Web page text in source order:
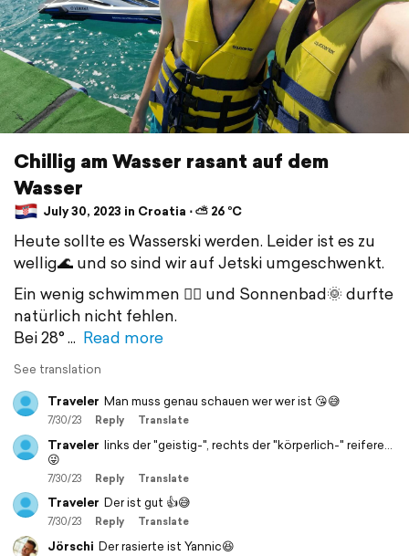
Chillig am Wasser rasant auf dem
Wasser
July 30, 2023 in Croatia ⋅ ⛅ 26 °C
Heute sollte es Wasserski werden. Leider ist es zu
wellig🌊 und so sind wir auf Jetski umgeschwenkt.
Ein wenig schwimmen 🏊‍♂️ und Sonnenbad🌞 durfte
natürlich nicht fehlen.
Bei 28°
Read more
See translation
Traveler Man muss genau schauen wer wer ist 😘😅
7/30/23 Reply Translate
Traveler links der "geistig-", rechts der "körperlich-" reifere...
😜
7/30/23 Reply Translate
Traveler Der ist gut 👍😅
7/30/23 Reply Translate
Jörschi Der rasierte ist Yannic😆